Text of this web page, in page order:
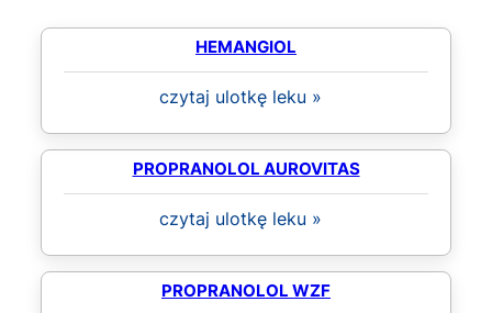
HEMANGIOL
czytaj ulotkę leku »
PROPRANOLOL AUROVITAS
czytaj ulotkę leku »
PROPRANOLOL WZF